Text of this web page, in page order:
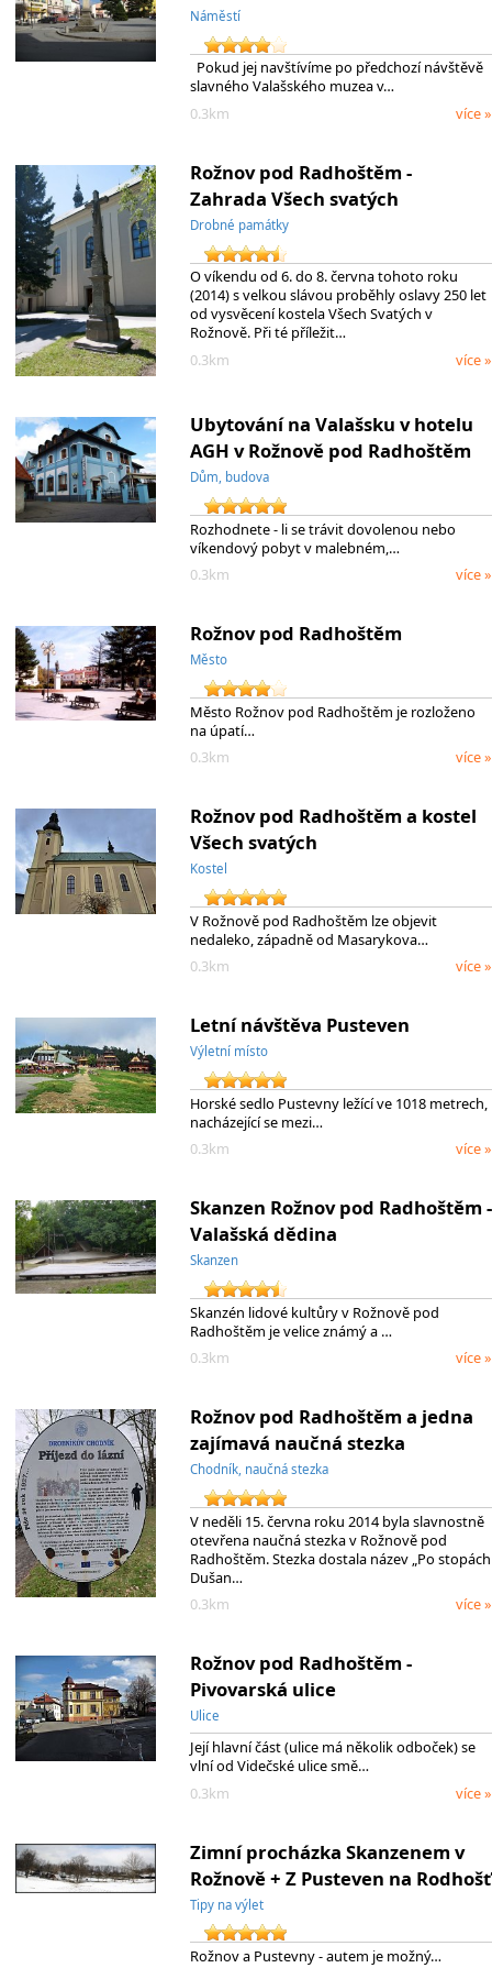
Náměstí
Pokud jej navštívíme po předchozí návštěvě
slavného Valašského muzea v…
0.3km
více »
Rožnov pod Radhoštěm -
Zahrada Všech svatých
Drobné památky
O víkendu od 6. do 8. června tohoto roku
(2014) s velkou slávou proběhly oslavy 250 let
od vysvěcení kostela Všech Svatých v
Rožnově. Při té příležit…
0.3km
více »
Ubytování na Valašsku v hotelu
AGH v Rožnově pod Radhoštěm
Dům, budova
Rozhodnete - li se trávit dovolenou nebo
víkendový pobyt v malebném,…
0.3km
více »
Rožnov pod Radhoštěm
Město
Město Rožnov pod Radhoštěm je rozloženo
na úpatí…
0.3km
více »
Rožnov pod Radhoštěm a kostel
Všech svatých
Kostel
V Rožnově pod Radhoštěm lze objevit
nedaleko, západně od Masarykova…
0.3km
více »
Letní návštěva Pusteven
Výletní místo
Horské sedlo Pustevny ležící ve 1018 metrech,
nacházející se mezi…
0.3km
více »
Skanzen Rožnov pod Radhoštěm -
Valašská dědina
Skanzen
Skanzén lidové kultůry v Rožnově pod
Radhoštěm je velice známý a …
0.3km
více »
Rožnov pod Radhoštěm a jedna
zajímavá naučná stezka
Chodník, naučná stezka
V neděli 15. června roku 2014 byla slavnostně
otevřena naučná stezka v Rožnově pod
Radhoštěm. Stezka dostala název „Po stopách
Dušan…
0.3km
více »
Rožnov pod Radhoštěm -
Pivovarská ulice
Ulice
Její hlavní část (ulice má několik odboček) se
vlní od Videčské ulice smě…
0.3km
více »
Zimní procházka Skanzenem v
Rožnově + Z Pusteven na Rodhošť
Tipy na výlet
Rožnov a Pustevny - autem je možný…